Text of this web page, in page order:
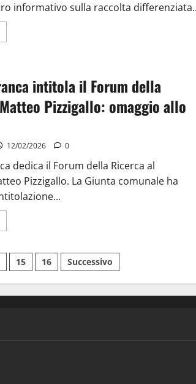
informativo sulla raccolta
intitola il Forum della
Pizzigallo: omaggio allo
12/02/2026 0
dedica il Forum della Ricerca al
Pizzigallo. La Giunta comunale ha
15 16 Successivo